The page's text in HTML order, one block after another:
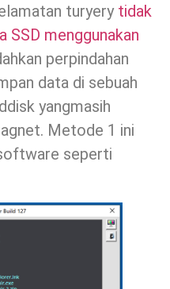
turyery tidak
SSD menggunakan
perpindahan
data di sebuah
yangmasih
Metode 1 ini
seperti